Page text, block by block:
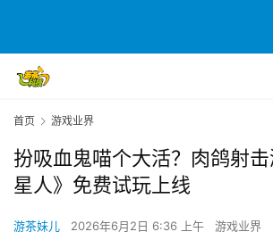
首页 游戏业界
扮吸血鬼喵个大活？肉鸽射
星人》免费试玩上线
游茶妹儿 2026年6月2日 6:36 上午 游戏业界